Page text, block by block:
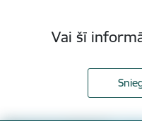
Vai šī